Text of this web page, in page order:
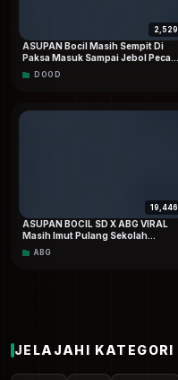
2,529
ASUPAN Bocil Masih Sempit Di
Paksa Masuk Sampai Jebol Pecah
Perawan Doodstream Viral
DOOD
19,446
ASUPAN BOCIL SD X ABG VIRAL
Masih Imut Pulang Sekolah
Langsung Mesum Sama Teman
Kelasnya
ABG
JELAJAHI KATEGORI